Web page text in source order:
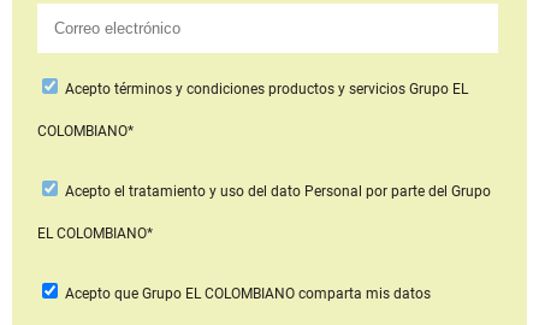
Aceptotérminos y condiciones productos y serviciosGrupo EL
COLOMBIANO*
Acepto el tratamiento y uso del dato Personal por parte del Grupo
EL COLOMBIANO*
Acepto que Grupo EL COLOMBIANOcomparta mis datos